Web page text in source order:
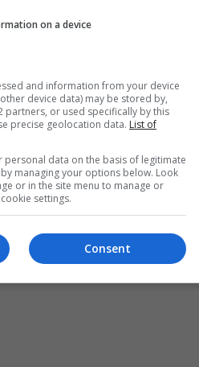
DE CONFIDENȚIALITATE POLITICA
S.R.L - Interzisă copierea conținutului
on a device
and information from your device
device data) may be stored by,
partners, or used specifically by this
precise geolocation data. List of
personal data on the basis of legitimate
managing your options below. Look
or in the site menu to manage or
settings.
Consent